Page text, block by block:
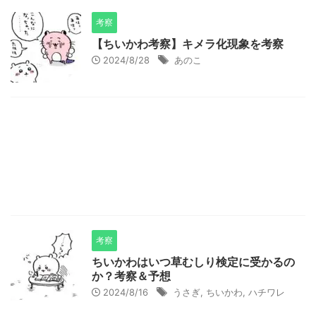
考察
【ちいかわ考察】キメラ化現象を考察
2024/8/28 あのこ
考察
ちいかわはいつ草むしり検定に受かるの
か？考察＆予想
2024/8/16 うさぎ ちいかわ ハチワレ